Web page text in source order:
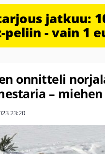
jatkuu:
peliin - vain 1
onnitteli
–
23:20